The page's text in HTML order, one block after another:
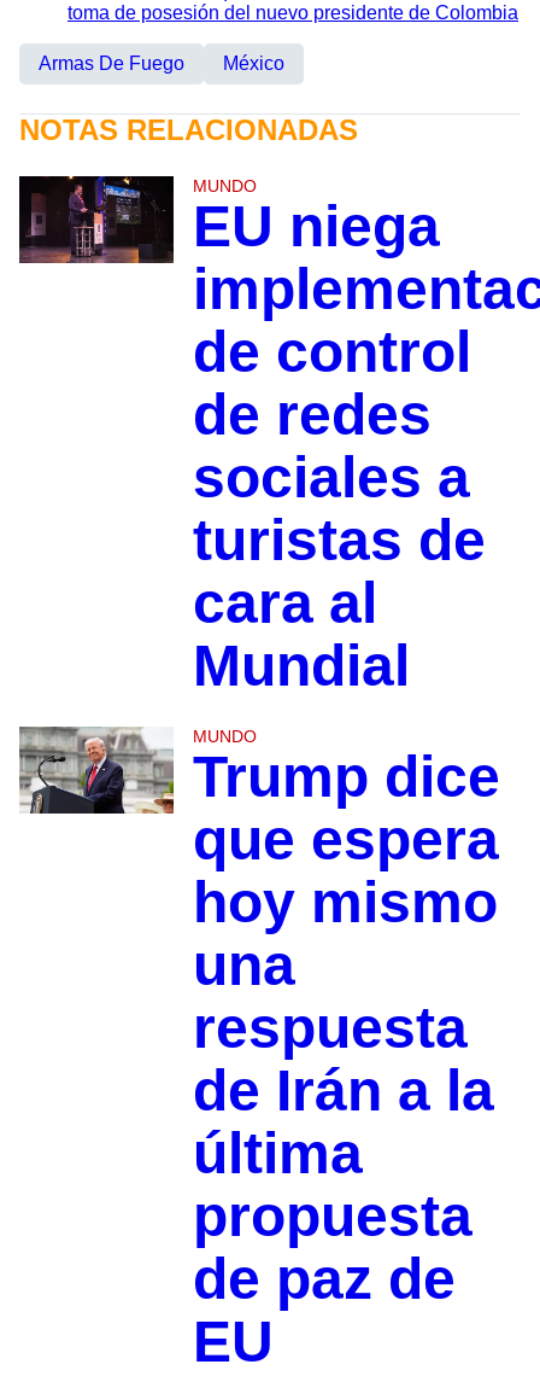
toma de posesión del nuevo presidente de Colombia
Armas De Fuego México
NOTAS RELACIONADAS
MUNDO
EU niega
de control
de redes
sociales a
turistas de
cara al
Mundial
MUNDO
Trump dice
que espera
hoy mismo
una
respuesta
de Irán a la
última
propuesta
de paz de
EU